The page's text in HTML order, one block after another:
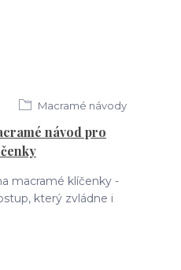
Macramé návody
návod pro
macramé klíčenky -
který zvládne i